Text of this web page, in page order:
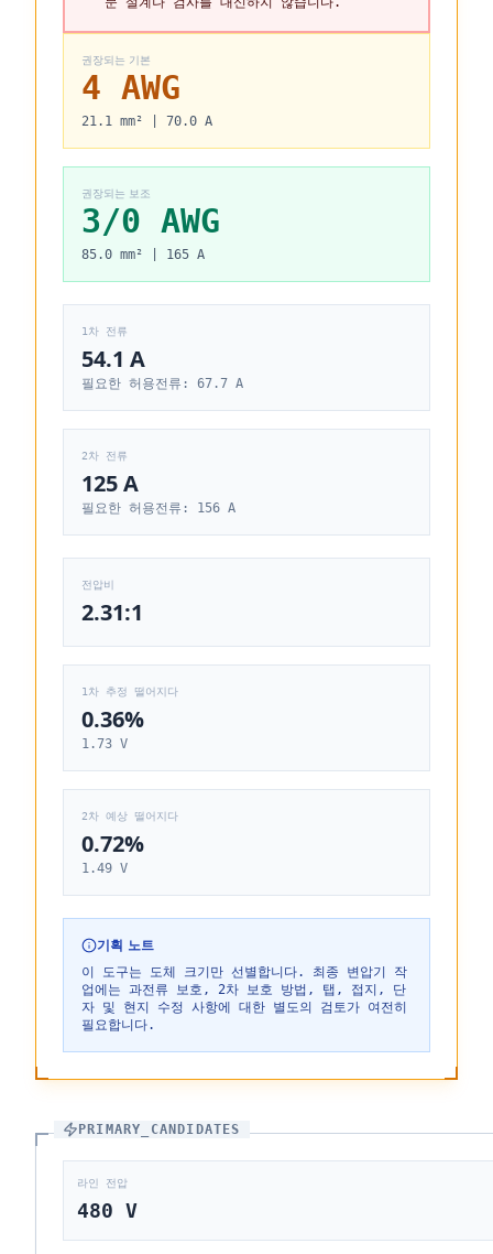
권장되는 기본
4 AWG
21.1 mm² | 70.0 A
권장되는 보조
3/0 AWG
85.0 mm² | 165 A
1차 전류
54.1 A
필요한 허용전류: 67.7 A
2차 전류
125 A
필요한 허용전류: 156 A
전압비
2.31:1
1차 추정 떨어지다
0.36%
1.73 V
2차 예상 떨어지다
0.72%
1.49 V
기획 노트
이 도구는 도체 크기만 선별합니다. 최종 변압기 작
업에는 과전류 보호, 2차 보호 방법, 탭, 접지, 단
자 및 현지 수정 사항에 대한 별도의 검토가 여전히
필요합니다.
PRIMARY_CANDIDATES
라인 전압
480 V